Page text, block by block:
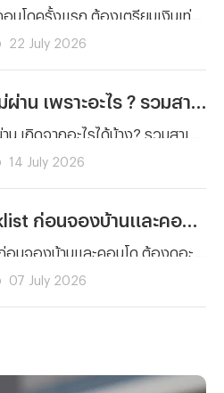
22 July 2026
14 July 2026
07 July 2026